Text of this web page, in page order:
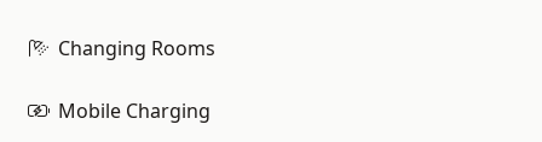
Changing Rooms
Mobile Charging